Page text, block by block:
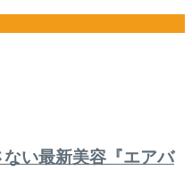
い最新美容『エアバ